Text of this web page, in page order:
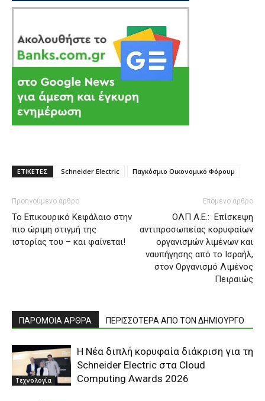
ΕΤΙΚΕΤΕΣ Schneider Electric Παγκόσμιο Οικονομικό Φόρουμ
Προηγούμενο άρθρο
Το Επικουρικό Κεφάλαιο στην
πιο ώριμη στιγμή της
ιστορίας του – και φαίνεται!
Επόμενο άρθρο
ΟΛΠ Α.Ε.: Επίσκεψη
αντιπροσωπείας κορυφαίων
οργανισμών λιμένων και
ναυπήγησης από το Ισραήλ,
στον Οργανισμό Λιμένος
Πειραιώς
ΠΑΡΟΜΟΙΑ ΑΡΘΡΑ ΠΕΡΙΣΣΟΤΕΡΑ ΑΠΟ ΤΟΝ ΔΗΜΙΟΥΡΓΟ
Τεχνολογία
Η Νέα διπλή κορυφαία διάκριση για τη
Schneider Electric στα Cloud
Computing Awards 2026